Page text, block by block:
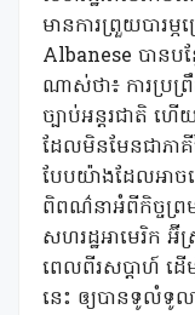
មានការព្រួយបារម្
Albanese បានប
ណាស់ថា៖ ការប្រព្
ច្បាប់អន្តរជាតិ ហើ
ដែលមិនមែនជាភាគីន
បែបយ៉ាងដែលអាច
ពិពណ៌នាអំពីកិច្ចព្
សហរដ្ឋអាមេរិក
ពេលពីរសប្តាហ៍ ដើ
នេះ ឲ្យបានទូលំទូល